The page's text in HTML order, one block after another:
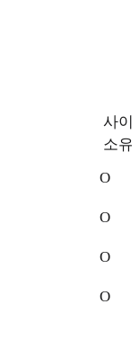
사이
소유
O
O
O
O